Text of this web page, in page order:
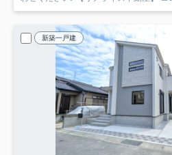
新築一戸建